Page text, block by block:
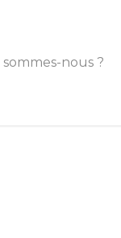
sommes-nous ?